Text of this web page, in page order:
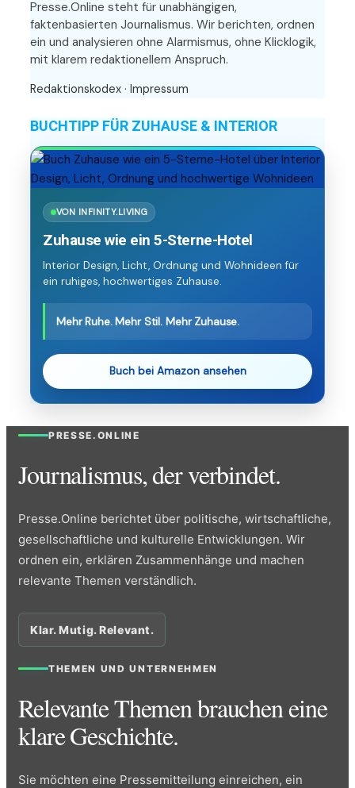
Presse.Online steht für unabhängigen,
faktenbasierten Journalismus. Wir berichten, ordnen
ein und analysieren ohne Alarmismus, ohne Klicklogik,
mit klarem redaktionellem Anspruch.
Redaktionskodex · Impressum
BUCHTIPP FÜR ZUHAUSE & INTERIOR
VON INFINITY.LIVING
Zuhause wie ein 5-Sterne-Hotel
Interior Design, Licht, Ordnung und Wohnideen für
ein ruhiges, hochwertiges Zuhause.
Mehr Ruhe. Mehr Stil. Mehr Zuhause.
Buch bei Amazon ansehen
PRESSE.ONLINE
Journalismus, der verbindet.
Presse.Online berichtet über politische, wirtschaftliche,
gesellschaftliche und kulturelle Entwicklungen. Wir
ordnen ein, erklären Zusammenhänge und machen
relevante Themen verständlich.
Klar. Mutig. Relevant.
THEMEN UND UNTERNEHMEN
Relevante Themen brauchen eine
klare Geschichte.
Sie möchten eine Pressemitteilung einreichen, ein